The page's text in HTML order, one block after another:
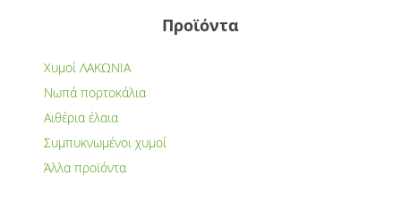
Προϊόντα
Χυμοί ΛΑΚΩΝΙΑ
Νωπά πορτοκάλια
Αιθέρια έλαια
Συμπυκνωμένοι χυμοί
Άλλα προϊόντα